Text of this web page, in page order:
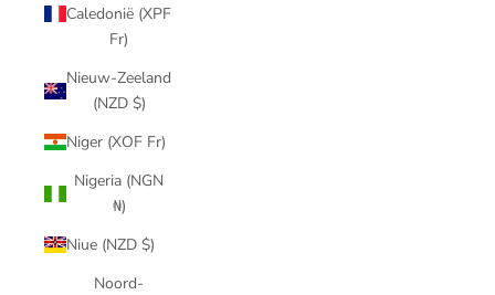
Caledonië (XPF
Fr)
Nieuw-Zeeland
(NZD $)
Niger (XOF Fr)
Nigeria (NGN
₦)
Niue (NZD $)
Noord-